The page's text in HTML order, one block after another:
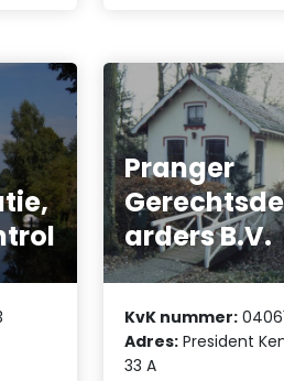
Pranger
arders B.V.
KvK nummer:
Adres: President
33 A